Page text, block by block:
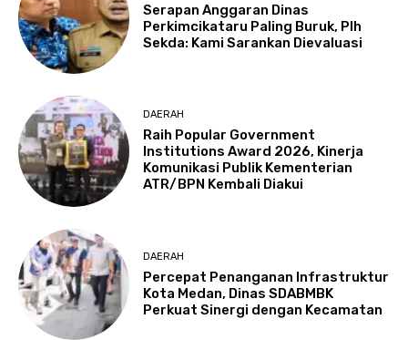
Serapan Anggaran Dinas
Perkimcikataru Paling Buruk, Plh
Sekda: Kami Sarankan Dievaluasi
DAERAH
Raih Popular Government
Institutions Award 2026, Kinerja
Komunikasi Publik Kementerian
ATR/BPN Kembali Diakui
DAERAH
Percepat Penanganan Infrastruktur
Kota Medan, Dinas SDABMBK
Perkuat Sinergi dengan Kecamatan